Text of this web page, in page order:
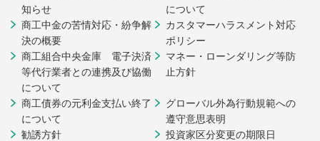
知らせ
について
商工中金の苦情対応・紛争解
決の概要
カスタマーハラスメント対応
ポリシー
商工組合中央金庫 電子決済
等代行業者との連携及び協働
について
マネー・ローンダリング等防
止方針
商工債券の元利金支払い終了
について
グローバル外為行動規範への
遵守意思表明
勧誘方針
投資家区分変更の期限日